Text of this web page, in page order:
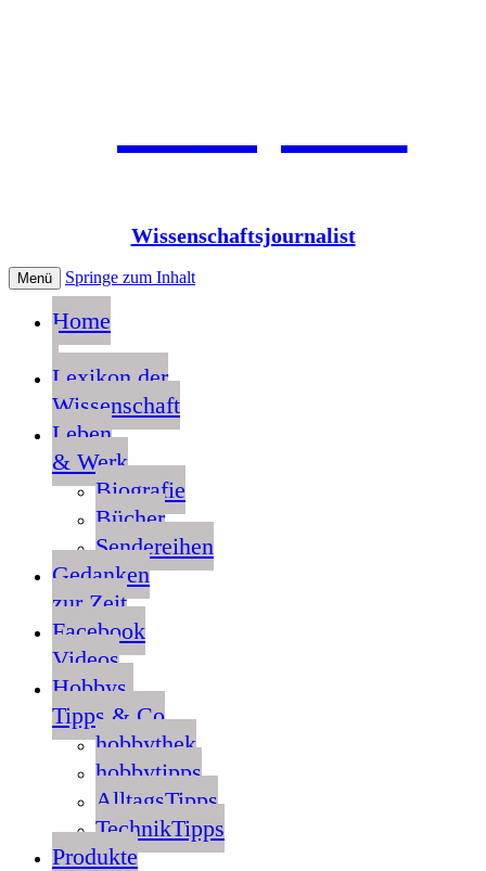
Jean Pütz
Wissenschaftsjournalist
Menü Springe zum Inhalt
Home
Lexikon der
Wissenschaft
Leben
& Werk
Biografie
Bücher
Sendereihen
Gedanken
zur Zeit
Facebook
Videos
Hobbys,
Tipps & Co
hobbythek
hobbytipps
AlltagsTipps
TechnikTipps
Produkte